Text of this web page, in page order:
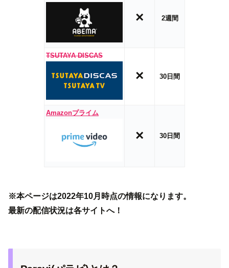
× 2週間
TSUTAYA DISCAS
× 30日間
Amazonプライム
× 30日間
※本ページは2022年10月時点の情報になります。
最新の配信状況は各サイトへ！